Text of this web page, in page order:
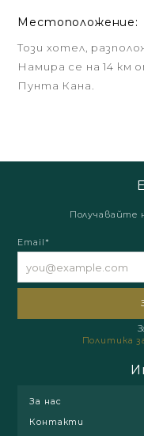
Местоположение:
Този хотел,
Намира се на 14
Пунта Кана.
Получавайте
Email*
Политика
За нас
Контакти